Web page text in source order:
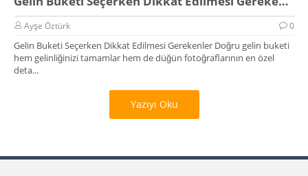
Ayşe Öztürk 0
Gelin Buketi Seçerken Dikkat Edilmesi Gerekenler Doğru gelin buketi
hem gelinliğinizi tamamlar hem de düğün fotoğraflarının en özel
deta...
Yazıyı Oku